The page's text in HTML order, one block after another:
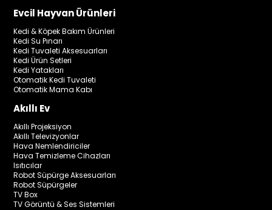
Evcil Hayvan Ürünleri
Kedi & Köpek Bakım Ürünleri
Kedi Su Pınarı
Kedi Tuvaleti Aksesuarları
Kedi Ürün Setleri
Kedi Yatakları
Otomatik Kedi Tuvaleti
Otomatik Mama Kabı
Akıllı Ev
Akıllı Projeksiyon
Akıllı Televizyonlar
Hava Nemlendiriciler
Hava Temizleme Cihazları
Isıtıcılar
Robot Süpürge Aksesuarları
Robot Süpürgeler
TV Box
TV Görüntü & Ses Sistemleri